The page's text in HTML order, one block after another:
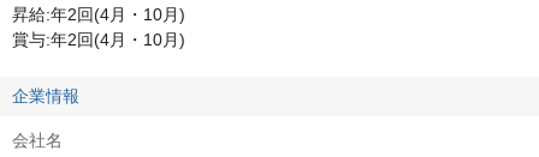
昇給:年2回(4月・10月)
賞与:年2回(4月・10月)
企業情報
会社名